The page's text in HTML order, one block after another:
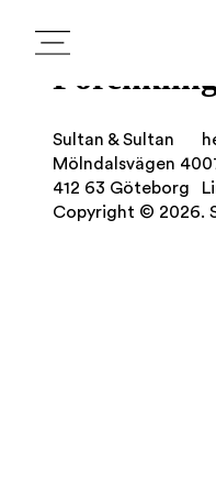
Sultan & Sultan
Mölndalsvägen 40
412 63 Göteborg
Copyright © 2026.